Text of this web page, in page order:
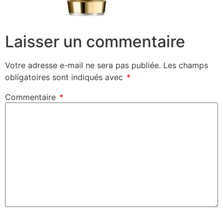
Laisser un commentaire
Votre adresse e-mail ne sera pas publiée. Les champs
obligatoires sont indiqués avec *
Commentaire *